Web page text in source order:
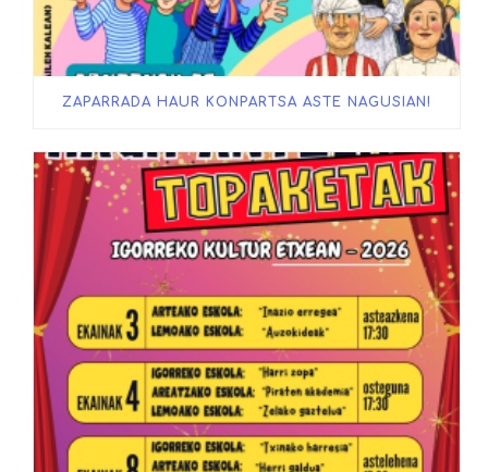
ZAPARRADA HAUR KONPARTSA ASTE NAGUSIAN!